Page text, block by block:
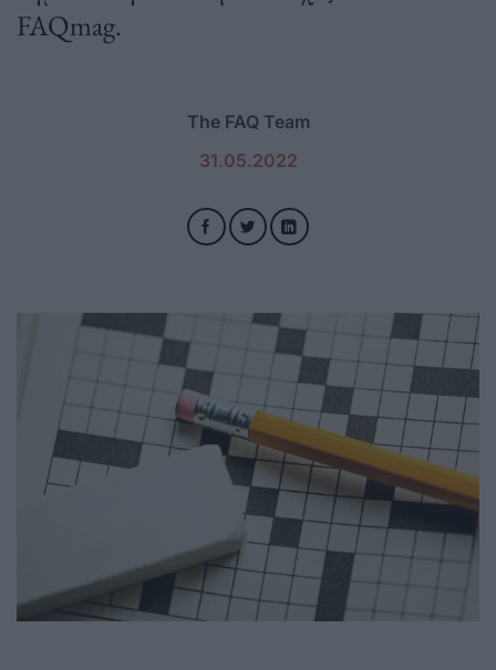
FAQmag.
The FAQ Team
31.05.2022